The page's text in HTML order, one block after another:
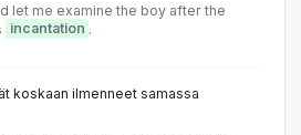
let me examine the boy after the
incantation .
koskaan ilmenneet samassa